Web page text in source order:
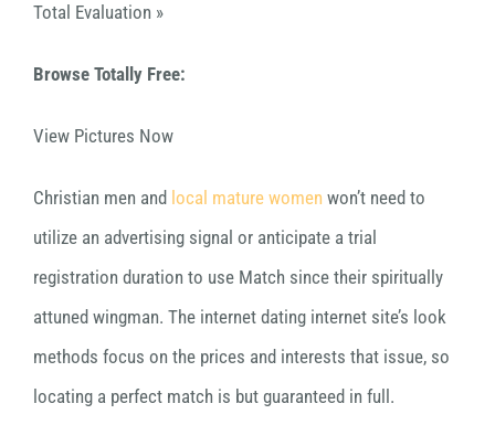
Total Evaluation »
Browse Totally Free:
View Pictures Now
Christian men and local mature women won’t need to
utilize an advertising signal or anticipate a trial
registration duration to use Match since their spiritually
attuned wingman. The internet dating internet site’s look
methods focus on the prices and interests that issue, so
locating a perfect match is but guaranteed in full.